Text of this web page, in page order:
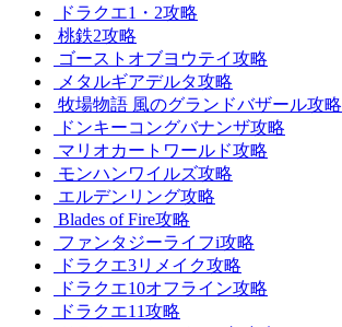
ドラクエ1・2攻略
桃鉄2攻略
ゴーストオブヨウテイ攻略
メタルギアデルタ攻略
牧場物語 風のグランドバザール攻略
ドンキーコングバナンザ攻略
マリオカートワールド攻略
モンハンワイルズ攻略
エルデンリング攻略
Blades of Fire攻略
ファンタジーライフi攻略
ドラクエ3リメイク攻略
ドラクエ10オフライン攻略
ドラクエ11攻略